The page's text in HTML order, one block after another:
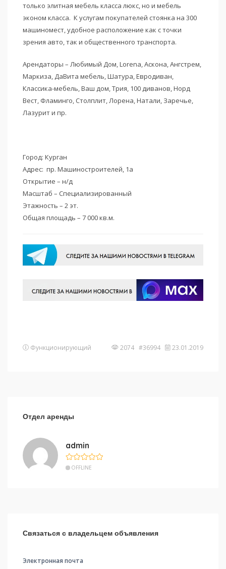
только элитная мебель класса люкс, но и мебель
эконом класса. К услугам покупателей стоянка на 300
машиномест, удобное расположение как с точки
зрения авто, так и общественного транспорта.
Арендаторы – Любимый Дом, Lorena, Аскона, Ангстрем,
Маркиза, ДаВита мебель, Шатура, Евродиван,
Классика-мебель, Ваш дом, Трия, 100 диванов, Норд
Вест, Фламинго, Столплит, Лорена, Натали, Заречье,
Лазурит и пр.
Город: Курган
Адрес: пр. Машиностроителей, 1а
Открытие – н/д
Масштаб – Специализированный
Этажность – 2 эт.
Общая площадь – 7 000 кв.м.
Функционирующий 2074 #36994 23.01.2019
Отдел аренды
admin
OFFLINE
Связаться с владельцем объявления
Электронная почта